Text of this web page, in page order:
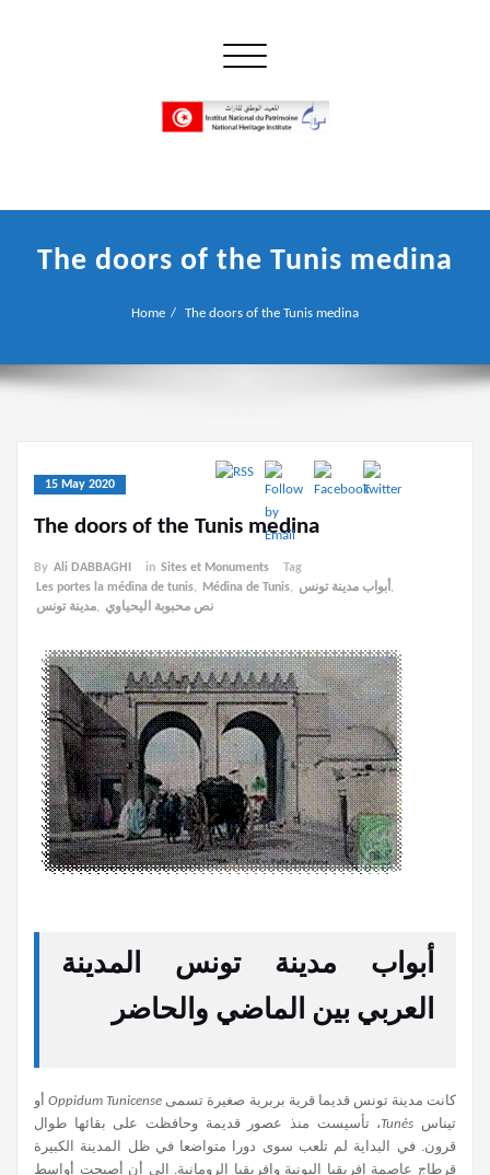
Toggle navigation
INP المعهد الوطني للتراث
The doors of the Tunis medina
Home The doors of the Tunis medina
15 May 2020
The doors of the Tunis medina
By Ali DABBAGHI in Sites et Monuments
Tag
Les portes la médina de tunis, Médina de Tunis, أبواب مدينة تونس ,
مدينة تونس, نص محبوبة اليحياوي
أبواب مدينة تونس المدينة
العربي بين الماضي والحاضر
كانت مدينة تونس قديما قرية بربرية صغيرة تسمى Oppidum Tunicenseأو
تيناس Tunès، تأسيست منذ عصور قديمة وحافظت على بقائها طوال
قرون. في البداية لم تلعب سوى دورا متواضعا في ظل المدينة الكبيرة
قرطاج عاصمة إفريقيا البونية وإفريقيا الرومانية. الى أن أصبحت أواسط